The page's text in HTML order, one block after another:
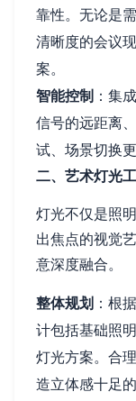
靠性。无论是
清晰度的会议
案。
智能控制 ：集
信号的远距离
试、场景切换
二、艺术灯光
灯光不仅是照
出焦点的视觉
意深度融合。
整体规划 ：根
计包括基础照
灯光方案。合
造立体感十足